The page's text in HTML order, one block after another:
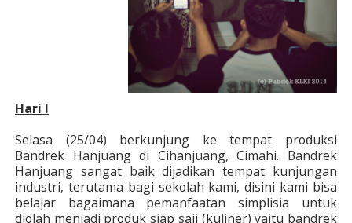
Hari I
Selasa (25/04) berkunjung ke tempat produksi
Bandrek Hanjuang di Cihanjuang, Cimahi. Bandrek
Hanjuang sangat baik dijadikan tempat kunjungan
industri, terutama bagi sekolah kami, disini kami bisa
belajar bagaimana pemanfaatan simplisia untuk
diolah menjadi produk siap saji (kuliner) yaitu bandrek